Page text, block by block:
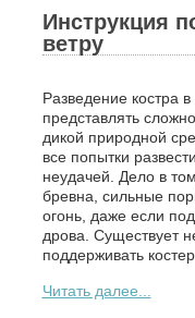
Инструкция
ветру
Разведение костра
представлять
дикой природной
все попытки
неудачей. Дело в
бревна, сильные
огонь, даже если
дрова. Существует
поддерживать
Читать далее...